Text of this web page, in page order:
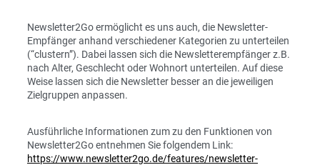
Newsletter2Go ermöglicht es uns auch, die Newsletter-
Empfänger anhand verschiedener Kategorien zu unterteilen
(“clustern”). Dabei lassen sich die Newsletterempfänger z.B.
nach Alter, Geschlecht oder Wohnort unterteilen. Auf diese
Weise lassen sich die Newsletter besser an die jeweiligen
Zielgruppen anpassen.
Ausführliche Informationen zum zu den Funktionen von
Newsletter2Go entnehmen Sie folgendem Link:
https://www.newsletter2go.de/features/newsletter-